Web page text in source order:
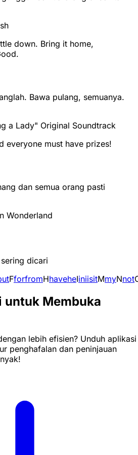
down. Bring it home,
Bawa pulang, semuanya.
a Lady" Original Soundtrack
everyone must have prizes!
dan semua orang pasti
Wonderland
dicari
FforfromHhaveheIiniisitMmyNnot
untuk Membuka
lebih efisien? Unduh aplikasi
penghafalan dan peninjauan